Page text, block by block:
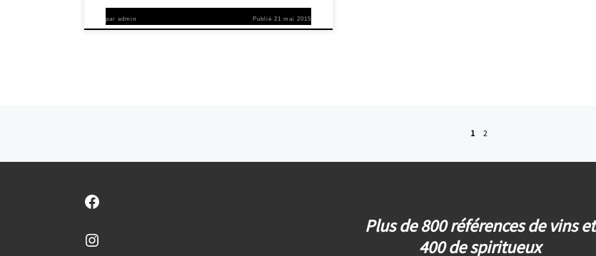
par admin Publié21 mai 2015
1 2
Facebook
Instagram
Plus de 800 références de vins et
400 de spiritueux